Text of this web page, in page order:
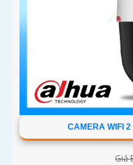
CAMERA WIFI
Giá